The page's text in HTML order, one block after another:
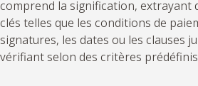
comprend la signification, extrayant
clés telles que les conditions de
signatures, les dates ou les clauses
vérifiant selon des critères